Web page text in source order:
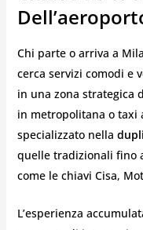
Chi parte o arriva a
cerca servizi comodi e
in una zona strategica
in metropolitana o taxi
specializzato nella
quelle tradizionali fino
come le chiavi Cisa,
L’esperienza